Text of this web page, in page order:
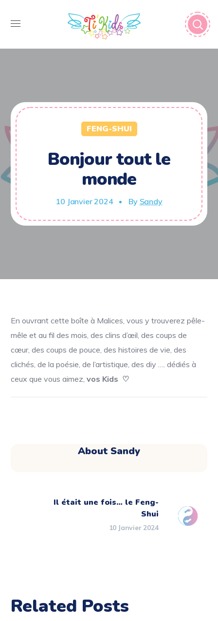
FENG-SHUI
Bonjour tout le
monde
10 Janvier 2024 By Sandy
En ouvrant cette boîte à Malices, vous y trouverez pêle-
mêle et au fil des mois, des clins d’œil, des coups de
cœur, des coups de pouce, des histoires de vie, des
clichés, de la poésie, de l’artistique, des diy …. dédiés à
ceux que vous aimez,vos Kids ♡
About Sandy
Il était une fois… le Feng-
Shui
10 Janvier 2024
Related Posts